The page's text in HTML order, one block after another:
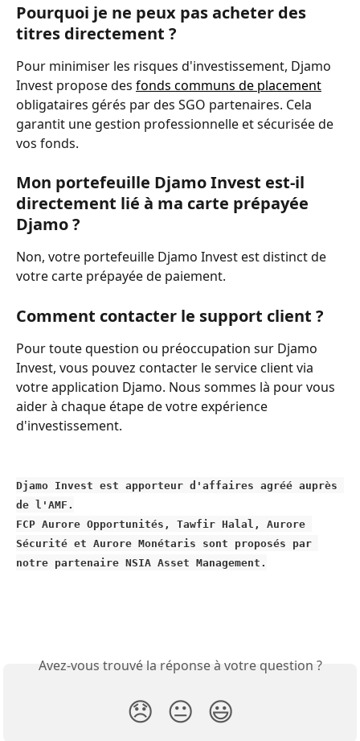
Pourquoi je ne peux pas acheter des
titres directement ?
Pour minimiser les risques d'investissement, Djamo
Invest propose des fonds communs de placement
obligataires gérés par des SGO partenaires. Cela
garantit une gestion professionnelle et sécurisée de
vos fonds.
Mon portefeuille Djamo Invest est-il
directement lié à ma carte prépayée
Djamo ?
Non, votre portefeuille Djamo Invest est distinct de
votre carte prépayée de paiement.
Comment contacter le support client ?
Pour toute question ou préoccupation sur Djamo
Invest, vous pouvez contacter le service client via
votre application Djamo. Nous sommes là pour vous
aider à chaque étape de votre expérience
d'investissement.
Djamo Invest est apporteur d'affaires agréé auprès
de l'AMF.
FCP Aurore Opportunités, Tawfir Halal, Aurore
Sécurité et Aurore Monétaris sont proposés par
notre partenaire NSIA Asset Management.
Avez-vous trouvé la réponse à votre question ?
😞 😐 😃